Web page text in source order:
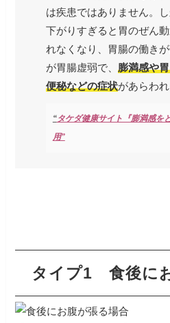
は疾患ではありません。
下がりすぎると胃のぜん
れなくなり、胃腸の働き
が胃腸虚弱で、膨満感や
便秘などの症状があらわれ
“タケダ健康サイト『膨満感を
用”
タイプ1 食後に